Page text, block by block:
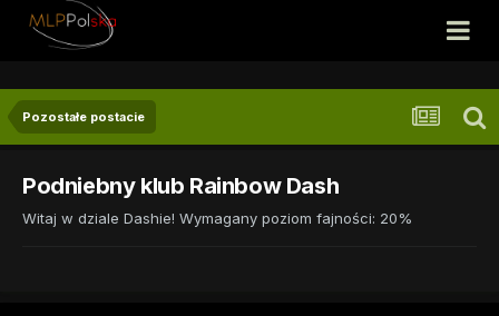
Pozostałe postacie
Podniebny klub Rainbow Dash
Witaj w dziale Dashie! Wymagany poziom fajności: 20%